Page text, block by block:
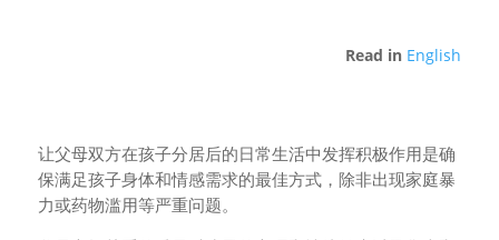
Read in English
让父母双方在孩子分居后的日常生活中发挥积极作用是确
保满足孩子身体和情感需求的最佳方式，除非出现家庭暴
力或药物滥用等严重问题。